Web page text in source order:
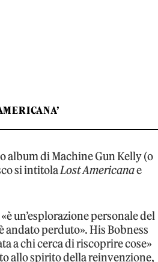
album di Machine Gun Kelly (o
si intitolaLost Americanae
un’esplorazione personale del
andato perduto». His Bobness
a chi cerca di riscoprire cose»
allo spirito della reinvenzione,